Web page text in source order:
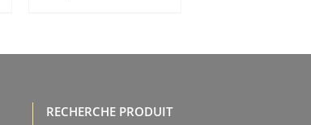
RECHERCHE PRODUIT